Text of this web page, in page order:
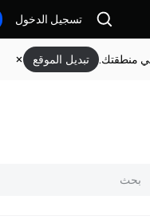
مكافآتتسجيل الدخول
في منطقتك. تبديل الموقع